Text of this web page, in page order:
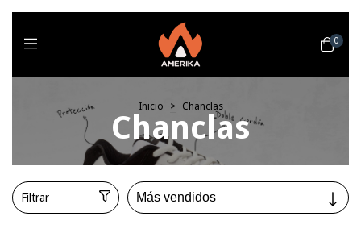
0
Inicio > Chanclas
Chanclas
Filtrar